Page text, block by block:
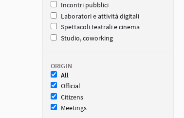
Incontri pubblici
Laboratori e attività digitali
Spettacoli teatrali e cinema
Studio, coworking
ORIGIN
All
Official
Citizens
Meetings